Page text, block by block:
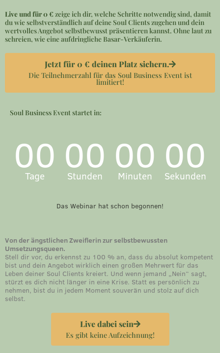
Live und für 0 €zeige ich dir, welche Schritte notwendig sind, damit
du wie selbstverständlich auf deine Soul Clients zugehen und dein
wertvolles Angebot selbstbewusst präsentieren kannst. Ohne laut zu
schreien, wie eine aufdringliche Basar-Verkäuferin.
Jetzt für 0 € deinen Platz sichern.
Die Teilnehmerzahl für das Soul Business Event ist
limitiert!
Soul Business Event startet in:
00
Tage 00
Stunden 00
Minuten 00
Sekunden
Das Webinar hat schon begonnen!
Von der ängstlichen Zweiflerin zur selbstbewussten
Umsetzungsqueen.
Stell dir vor, du erkennst zu 100 % an, dass du absolut kompetent
bist und dein Angebot wirklich einen großen Mehrwert für das
Leben deiner Soul Clients kreiert. Und wenn jemand „Nein“ sagt,
stürzt es dich nicht länger in eine Krise. Statt es persönlich zu
nehmen, bist du in jedem Moment souverän und stolz auf dich
selbst.
Live dabei sein
Es gibt keine Aufzeichnung!